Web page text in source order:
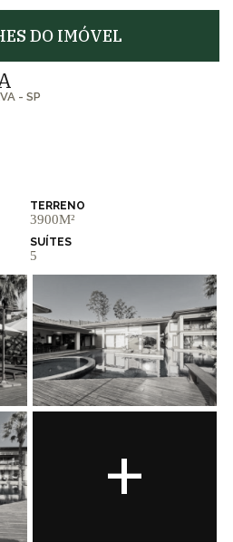
DO IMÓVEL
- SP
TERRENO
3900M²
SUÍTES
5
+